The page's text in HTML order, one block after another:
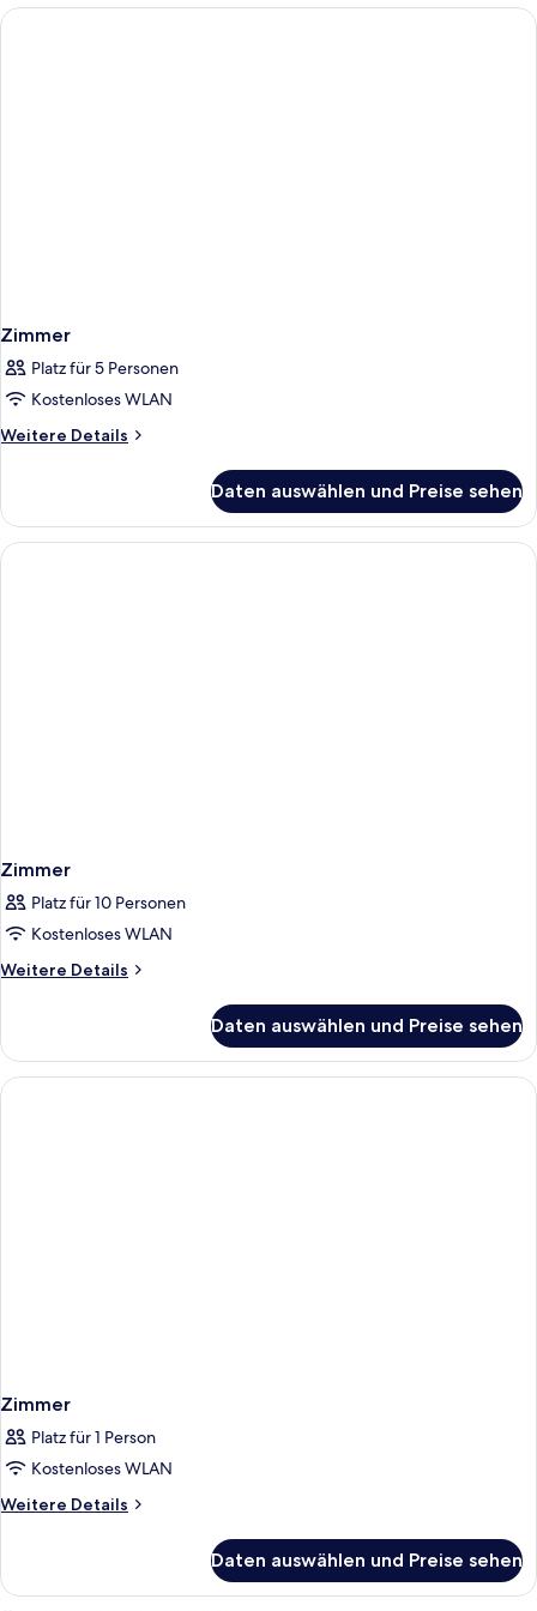
Zimmer
Platz für 5 Personen
Kostenloses WLAN
Weitere Details
Weitere
Daten auswählen und Preise sehen
Zimmer
Platz für 10 Personen
Kostenloses WLAN
Weitere Details
Weitere
Daten auswählen und Preise sehen
Zimmer
Platz für 1 Person
Kostenloses WLAN
Weitere Details
Weitere
Daten auswählen und Preise sehen